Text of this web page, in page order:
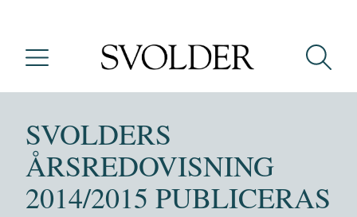
SVOLDERS
ÅRSREDOVISNING
2014/2015 PUBLICERAS